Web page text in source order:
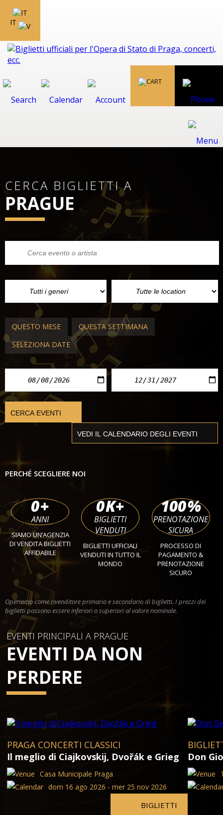
IT
CERCA BIGLIETTI A
PRAGUE
QUESTO MESE
QUESTA SETTIMANA
SELEZIONA DATE
PERCHÉ SCEGLIERE NOI
0+
ANNI
SIAMO UN’AGENZIA
DI VENDITA BIGLIETTI
AFFIDABILE
0K+
BIGLIETTI
VENDUTI
BIGLIETTI UFFICIALI
VENDUTI IN TUTTO IL
MONDO
100%
PRENOTAZIONE
SICURA
PROCESSO DI
PAGAMENTO &
PRENOTAZIONE
SICURO
Operiamo come rivenditore primario e secondario di biglietti. I prezzi dei
biglietti possono essere inferiori o superiori al valore nominale.
EVENTI PRINCIPALI A PRAGUE
EVENTI DA NON
PERDERE
PRAGA CONCERTI CLASSICI
Il meglio di Ciajkovskij, Dvořák e Grieg
Casa Municipale Praga
dom 16 ago 2026 - mer 25 nov 2026
BIGLIETTI
Don